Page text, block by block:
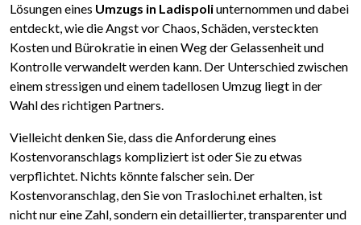
Lösungen eines Umzugs in Ladispoliunternommen und dabei
entdeckt, wie die Angst vor Chaos, Schäden, versteckten
Kosten und Bürokratie in einen Weg der Gelassenheit und
Kontrolle verwandelt werden kann. Der Unterschied zwischen
einem stressigen und einem tadellosen Umzug liegt in der
Wahl des richtigen Partners.
Vielleicht denken Sie, dass die Anforderung eines
Kostenvoranschlags kompliziert ist oder Sie zu etwas
verpflichtet. Nichts könnte falscher sein. Der
Kostenvoranschlag, den Sie von Traslochi.net erhalten, ist
nicht nur eine Zahl, sondern ein detaillierter, transparenter und